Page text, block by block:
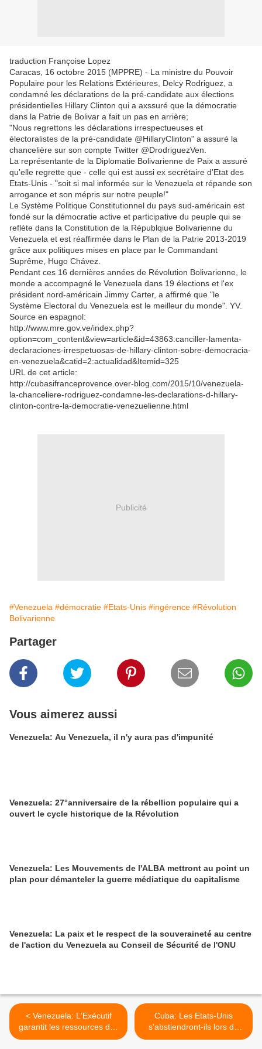
traduction Françoise Lopez
Caracas, 16 octobre 2015 (MPPRE) - La ministre du Pouvoir
Populaire pour les Relations Extérieures, Delcy Rodriguez, a
condamné les déclarations de la pré-candidate aux élections
présidentielles Hillary Clinton qui a axssuré que la démocratie
dans la Patrie de Bolivar a fait un pas en arrière;
"Nous regrettons les déclarations irrespectueuses et
électoralistes de la pré-candidate @HillaryClinton" a assuré la
chancelière sur son compte Twitter @DrodriguezVen.
La représentante de la Diplomatie Bolivarienne de Paix a assuré
qu'elle regrette que - celle qui est aussi ex secrétaire d'Etat des
Etats-Unis - "soit si mal informée sur le Venezuela et répande son
arrogance et son mépris sur notre peuple!"
Le Système Politique Constitutionnel du pays sud-américain est
fondé sur la démocratie active et participative du peuple qui se
reflète dans la Constitution de la Républqiue Bolivarienne du
Venezuela et est réaffirmée dans le Plan de la Patrie 2013-2019
grâce aux politiques mises en place par le Commandant
Suprême, Hugo Chávez.
Pendant ces 16 dernières années de Révolution Bolivarienne, le
monde a accompagné le Venezuela dans 19 élections et l'ex
président nord-américain Jimmy Carter, a affirmé que "le
Système Electoral du Venezuela est le meilleur du monde". YV.
Source en espagnol:
http://www.mre.gov.ve/index.php?
option=com_content&view=article&id=43863:canciller-lamenta-
declaraciones-irrespetuosas-de-hillary-clinton-sobre-democracia-
en-venezuela&catid=2:actualidad&Itemid=325
URL de cet article:
http://cubasifranceprovence.over-blog.com/2015/10/venezuela-
la-chanceliere-rodriguez-condamne-les-declarations-d-hillary-
clinton-contre-la-democratie-venezuelienne.html
Publicité
#Venezuela #démocratie #Etats-Unis #ingérence #Révolution
Bolivarienne
Partager
Vous aimerez aussi
Venezuela: Au Venezuela, il n'y aura pas d'impunité
Venezuela: 27°anniversaire de la rébellion populaire qui a
ouvert le cycle historique de la Révolution
Venezuela: Les Mouvements de l'ALBA mettront au point un
plan pour démanteler la guerre médiatique du capitalisme
Venezuela: La paix et le respect de la souveraineté au centre
de l'action du Venezuela au Conseil de Sécurité de l'ONU
< Venezuela: L'Exécutif
garantit les ressources des
gouvernements et des
Cuba: Les Etats-Unis
s'abstiendront-ils lors du
prochain vote à l'ONU sur le